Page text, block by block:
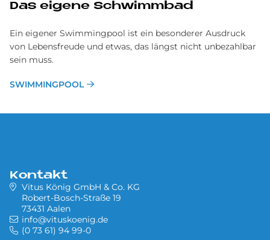
Das eigene Schwimmbad
Ein eigener Swimmingpool ist ein besonderer Ausdruck
von Lebensfreude und etwas, das längst nicht unbezahlbar
sein muss.
SWIMMINGPOOL
Kontakt
Vitus König GmbH & Co. KG
Robert-Bosch-Straße 19
73431 Aalen
info@vituskoenig.de
(0 73 61) 94 99-0